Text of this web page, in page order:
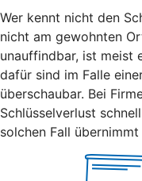
Wer kennt nicht den
nicht am gewohnten
unauffindbar, ist meist
dafür sind im Falle
überschaubar. Bei
Schlüsselverlust
solchen Fall